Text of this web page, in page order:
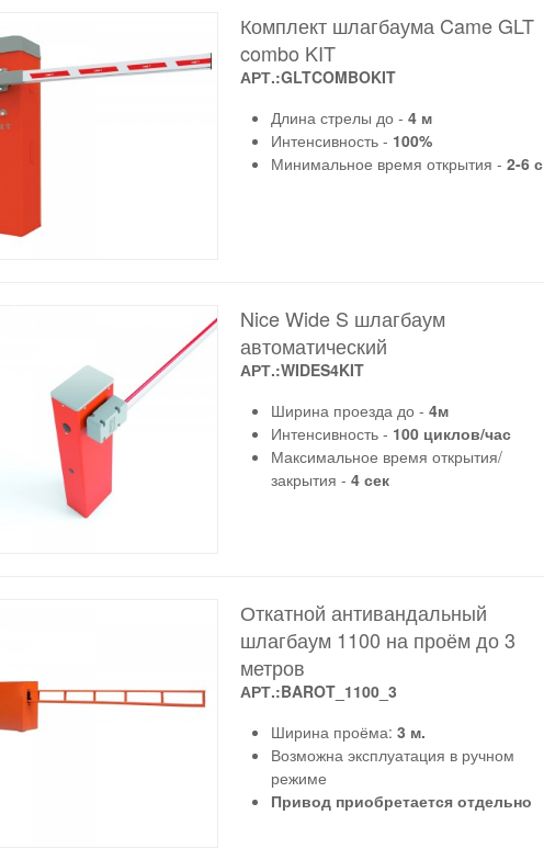
Комплект шлагбаума Came GLT
combo KIT
АРТ.:GLTCOMBOKIT
Длина стрелы до - 4 м
Интенсивность - 100%
Минимальное время открытия - 2-6 с
Nice Wide S шлагбаум
автоматический
АРТ.:WIDES4KIT
Ширина проезда до - 4м
Интенсивность - 100 циклов/час
Максимальное время открытия/
закрытия - 4 сек
Откатной антивандальный
шлагбаум 1100 на проём до 3
метров
АРТ.:BAROT_1100_3
Ширина проёма: 3 м.
Возможна эксплуатация в ручном
режиме
Привод приобретается отдельно